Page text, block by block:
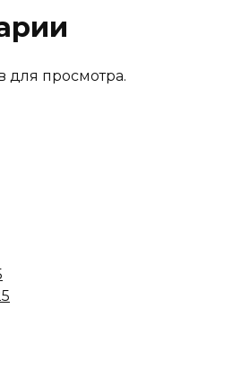
для просмотра.